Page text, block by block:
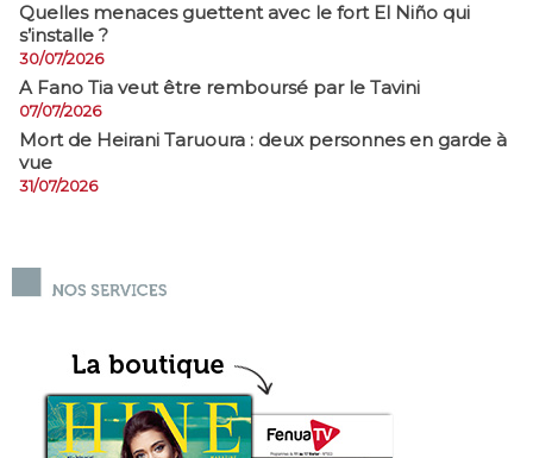
Quelles menaces guettent avec le fort El Niño qui
s’installe ?
30/07/2026
A Fano Tia veut être remboursé par le Tavini
07/07/2026
Mort de Heirani Taruoura : deux personnes en garde à
vue
31/07/2026